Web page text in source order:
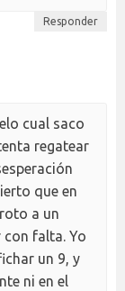
Responder
cual saco
regatear
que en
a un
falta. Yo
un 9, y
ni en el